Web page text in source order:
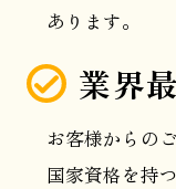
あります。
業界
お客様からの
国家資格を持